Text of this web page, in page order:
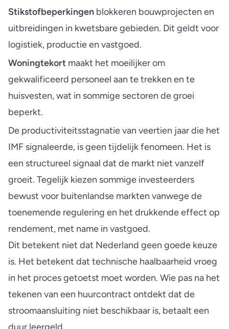
Stikstofbeperkingen blokkeren bouwprojecten en
uitbreidingen in kwetsbare gebieden. Dit geldt voor
logistiek, productie en vastgoed.
Woningtekort maakt het moeilijker om
gekwalificeerd personeel aan te trekken en te
huisvesten, wat in sommige sectoren de groei
beperkt.
De productiviteitsstagnatie van veertien jaardie het
IMF signaleerde, is geen tijdelijk fenomeen. Het is
een structureel signaal dat de markt niet vanzelf
groeit. Tegelijk kiezen sommige investeerders
bewust voor buitenlandse markten vanwege de
toenemende regulering en het drukkende effect op
rendement, met name in vastgoed.
Dit betekent niet dat Nederland geen goede keuze
is. Het betekent dat technische haalbaarheid vroeg
in het proces getoetst moet worden. Wie pas na het
tekenen van een huurcontract ontdekt dat de
stroomaansluiting niet beschikbaar is, betaalt een